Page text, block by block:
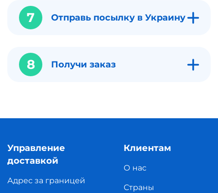
7 Отправь посылку в Украину
8 Получи заказ
Управление
доставкой
Адрес за границей
Клиентам
О нас
Страны